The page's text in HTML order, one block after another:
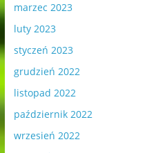
marzec 2023
luty 2023
styczeń 2023
grudzień 2022
listopad 2022
październik 2022
wrzesień 2022